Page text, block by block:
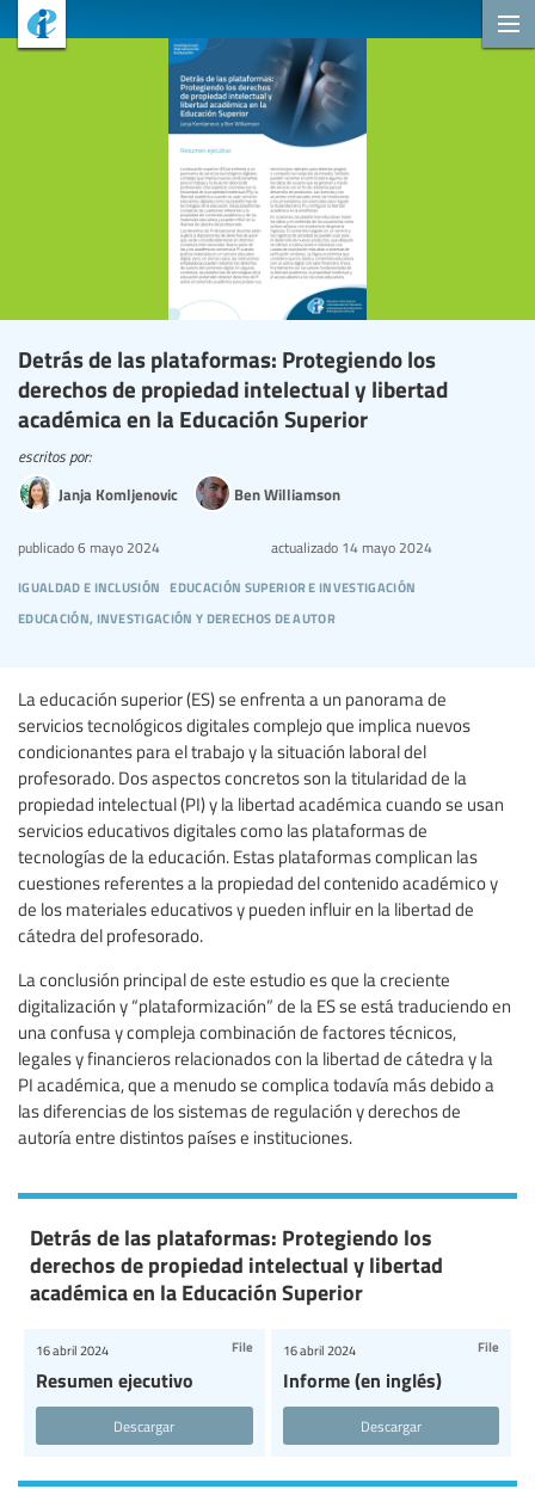
Detrás de las plataformas: Protegiendo los
derechos de propiedad intelectual y libertad
académica en la Educación Superior
igualdad e inclusión educación superior e investigación
educación, investigación y derechos de autor
publicado6 mayo 2024 actualizado14 mayo 2024
escritos por:
Janja Komljenovic
Ben Williamson
La educación superior (ES) se enfrenta a un panorama de
servicios tecnológicos digitales complejo que implica nuevos
condicionantes para el trabajo y la situación laboral del
profesorado. Dos aspectos concretos son la titularidad de la
propiedad intelectual (PI) y la libertad académica cuando se usan
servicios educativos digitales como las plataformas de
tecnologías de la educación. Estas plataformas complican las
cuestiones referentes a la propiedad del contenido académico y
de los materiales educativos y pueden influir en la libertad de
cátedra del profesorado.
La conclusión principal de este estudio es que la creciente
digitalización y “plataformización” de la ES se está traduciendo en
una confusa y compleja combinación de factores técnicos,
legales y financieros relacionados con la libertad de cátedra y la
PI académica, que a menudo se complica todavía más debido a
las diferencias de los sistemas de regulación y derechos de
autoría entre distintos países e instituciones.
Detrás de las plataformas: Protegiendo los
derechos de propiedad intelectual y libertad
académica en la Educación Superior
Resumen ejecutivo
16 abril 2024 File
Descargar
Informe (en inglés)
16 abril 2024 File
Descargar